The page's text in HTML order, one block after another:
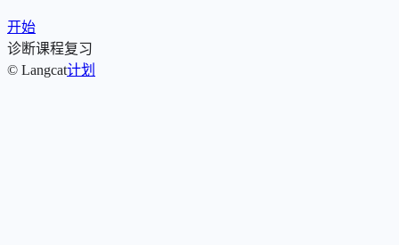
开始
诊断课程复习
© Langcat计划